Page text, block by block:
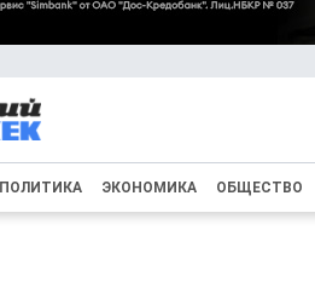
ПОЛИТИКА ЭКОНОМИКА ОБЩЕСТВО